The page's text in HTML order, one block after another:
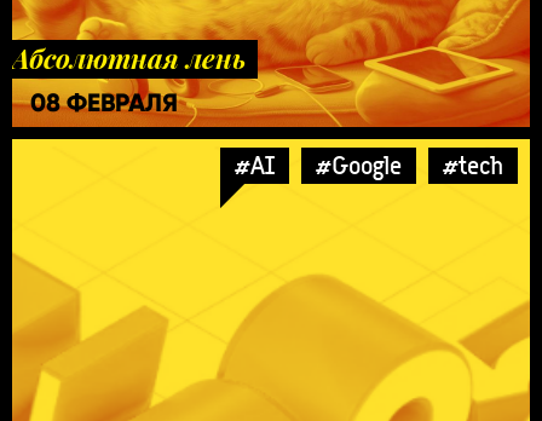
Абсолютная лень
08 ФЕВРАЛЯ
#AI #Google #tech